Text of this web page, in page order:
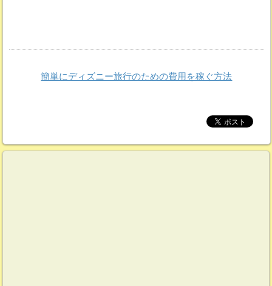
簡単にディズニー旅行のための費用を稼ぐ方法